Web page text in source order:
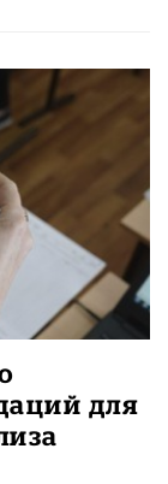
для